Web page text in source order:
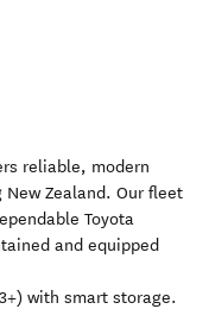
reliable, modern
Zealand. Our fleet
Toyota
and equipped
with smart storage.